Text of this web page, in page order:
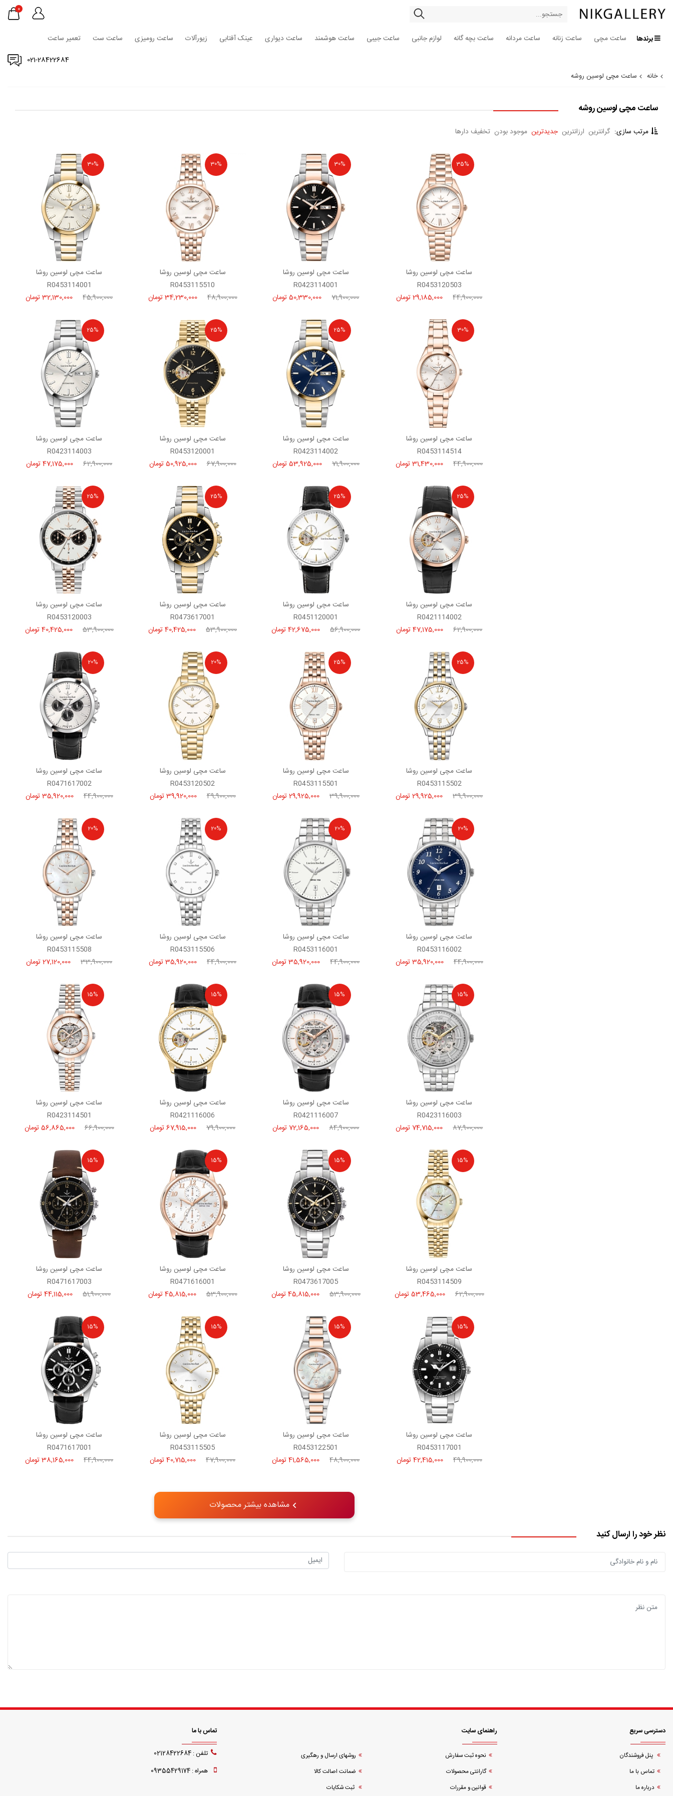
0
برندها ساعت مچی ساعت زنانه ساعت مردانه ساعت بچه گانه لوازم جانبی ساعت جیبی ساعت هوشمند ساعت دیواری عینک آفتابی زیورآلات ساعت رومیزی ساعت ست
تعمیر ساعت
021-28422684
خانه ساعت مچی لوسین روشه
ساعت مچی لوسین روشه
مرتب سازی: گرانترین ارزانترین جدیدترین موجود بودن تخفیف دارها
35%
ساعت مچی لوسین روشا
R0453120503
44,900,000
29,185,000 تومان
30%
ساعت مچی لوسین روشا
R0423114001
71,900,000
50,330,000 تومان
30%
ساعت مچی لوسین روشا
R0453115510
48,900,000
34,230,000 تومان
30%
ساعت مچی لوسین روشا
R0453114001
45,900,000
32,130,000 تومان
30%
ساعت مچی لوسین روشا
R0453114514
44,900,000
31,430,000 تومان
25%
ساعت مچی لوسین روشا
R0423114002
71,900,000
53,925,000 تومان
25%
ساعت مچی لوسین روشا
R0453120001
67,900,000
50,925,000 تومان
25%
ساعت مچی لوسین روشا
R0423114003
62,900,000
47,175,000 تومان
25%
ساعت مچی لوسین روشا
R0421114002
62,900,000
47,175,000 تومان
25%
ساعت مچی لوسین روشا
R0451120001
56,900,000
42,675,000 تومان
25%
ساعت مچی لوسین روشا
R0473617001
53,900,000
40,425,000 تومان
25%
ساعت مچی لوسین روشا
R0453120003
53,900,000
40,425,000 تومان
25%
ساعت مچی لوسین روشا
R0453115502
39,900,000
29,925,000 تومان
25%
ساعت مچی لوسین روشا
R0453115501
39,900,000
29,925,000 تومان
20%
ساعت مچی لوسین روشا
R0453120502
49,900,000
39,920,000 تومان
20%
ساعت مچی لوسین روشا
R0471617002
44,900,000
35,920,000 تومان
20%
ساعت مچی لوسین روشا
R0453116002
44,900,000
35,920,000 تومان
20%
ساعت مچی لوسین روشا
R0453116001
44,900,000
35,920,000 تومان
20%
ساعت مچی لوسین روشا
R0453115506
44,900,000
35,920,000 تومان
20%
ساعت مچی لوسین روشا
R0453115508
33,900,000
27,120,000 تومان
15%
ساعت مچی لوسین روشا
R0423116003
87,900,000
74,715,000 تومان
15%
ساعت مچی لوسین روشا
R0421116007
84,900,000
72,165,000 تومان
15%
ساعت مچی لوسین روشا
R0421116006
79,900,000
67,915,000 تومان
15%
ساعت مچی لوسین روشا
R0423114501
66,900,000
56,865,000 تومان
15%
ساعت مچی لوسین روشا
R0453114509
62,900,000
53,465,000 تومان
15%
ساعت مچی لوسین روشا
R0473617005
53,900,000
45,815,000 تومان
15%
ساعت مچی لوسین روشا
R0471616001
53,900,000
45,815,000 تومان
15%
ساعت مچی لوسین روشا
R0471617003
51,900,000
44,115,000 تومان
15%
ساعت مچی لوسین روشا
R0453117001
49,900,000
42,415,000 تومان
15%
ساعت مچی لوسین روشا
R0453122501
48,900,000
41,565,000 تومان
15%
ساعت مچی لوسین روشا
R0453115505
47,900,000
40,715,000 تومان
15%
ساعت مچی لوسین روشا
R0471617001
44,900,000
38,165,000 تومان
مشاهده بیشتر محصولات
نظر خود را ارسال کنید
دسترسی سریع
پنل فروشندگان
تماس با ما
درباره ما
راهنمای سایت
نحوه ثبت سفارش
روشهای ارسال و رهگیری
گارانتی محصولات
ضمانت اصالت کالا
قوانین و مقررات
ثبت شکایات
تماس با ما
تلفن : 02128422684
همراه : 09355429174